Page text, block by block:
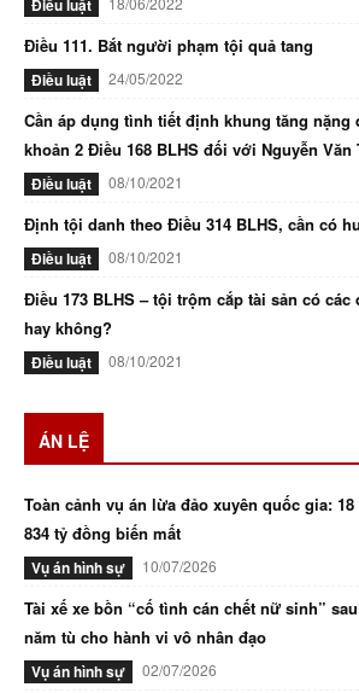
Điều luật
Điều 111. Bắt người phạm tội quả tang
Điều luật 24/05/2022
Cần áp dụng tình tiết định khung tăng
khoản 2 Điều 168 BLHS đối với Nguyễn Văn
Điều luật 08/10/2021
Định tội danh theo Điều 314 BLHS, cần có
Điều luật 08/10/2021
Điều 173 BLHS – tội trộm cắp tài sản có các
hay không?
Điều luật 08/10/2021
ÁN LỆ
Toàn cảnh vụ án lừa đảo xuyên quốc gia:
834 tỷ đồng biến mất
Vụ án hình sự 10/07/2026
Tài xế xe bồn “cố tình cán chết nữ sinh”
năm tù cho hành vi vô nhân đạo
Vụ án hình sự 02/07/2026